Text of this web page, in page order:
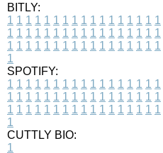
BITLY:
1 1 1 1 1 1 1 1 1 1 1 1 1 1 1 1 1
1 1 1 1 1 1 1 1 1 1 1 1 1 1 1 1 1
1 1 1 1 1 1 1 1 1 1 1 1 1 1 1 1 1
1
SPOTIFY:
1 1 1 1 1 1 1 1 1 1 1 1 1 1 1 1 1
1 1 1 1 1 1 1 1 1 1 1 1 1 1 1 1 1
1 1 1 1 1 1 1 1 1 1 1 1 1 1 1 1 1
1
CUTTLY BIO:
1